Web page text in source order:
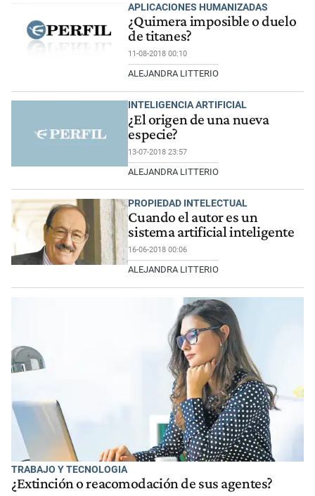
APLICACIONES HUMANIZADAS
¿Quimera imposible o duelo
de titanes?
11-08-2018 00:10
ALEJANDRA LITTERIO
INTELIGENCIA ARTIFICIAL
¿El origen de una nueva
especie?
13-07-2018 23:57
ALEJANDRA LITTERIO
PROPIEDAD INTELECTUAL
Cuando el autor es un
sistema artificial inteligente
16-06-2018 00:06
ALEJANDRA LITTERIO
TRABAJO Y TECNOLOGIA
¿Extinción o reacomodación de sus agentes?